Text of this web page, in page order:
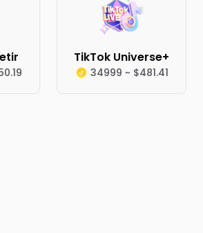
TikTok Universe+
34999 ~ $481.41